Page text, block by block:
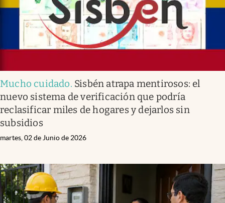
Mucho cuidado. Sisbén atrapa mentirosos: el
nuevo sistema de verificación que podría
reclasificar miles de hogares y dejarlos sin
subsidios
martes, 02 de Junio de 2026